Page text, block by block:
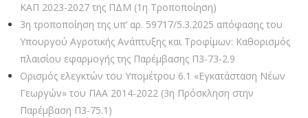
ΚΑΠ 2023-2027 της ΠΔΜ (1η Τροποποίηση)
3η τροποποίηση της υπ’ αρ. 59717/5.3.2025 απόφασης του
Υπουργού Αγροτικής Ανάπτυξης και Τροφίμων: Καθορισμός
πλαισίου εφαρμογής της Παρέμβασης Π3-73-2.9
Ορισμός ελεγκτών του Υπομέτρου 6.1 «Εγκατάσταση Νέων
Γεωργών» του ΠΑΑ 2014-2022 (3η Πρόσκληση στην
Παρέμβαση Π3-75.1)